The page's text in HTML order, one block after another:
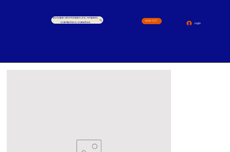
Busque um Produto, ex.: Arquivo,
cardernos, canetas
4000-1517
Login